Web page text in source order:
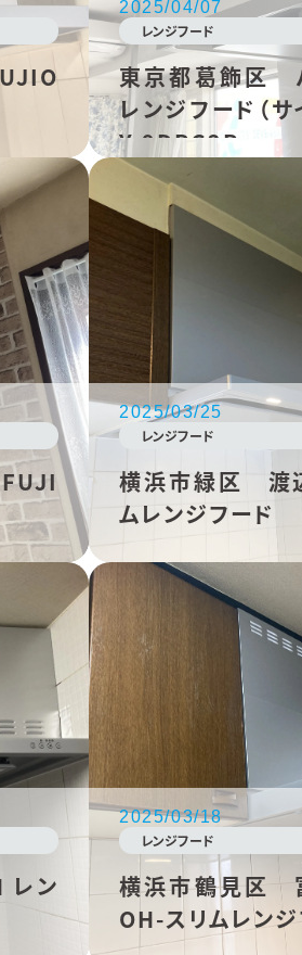
2025/04/07
レンジフード
東京都葛飾区
レンジフード（
Y-9DPG2R
2025/03/25
レンジフード
横浜市緑区 渡
ムレンジフード
ン
2025/03/18
レンジフード
横浜市鶴見区
OH-スリムレンジ